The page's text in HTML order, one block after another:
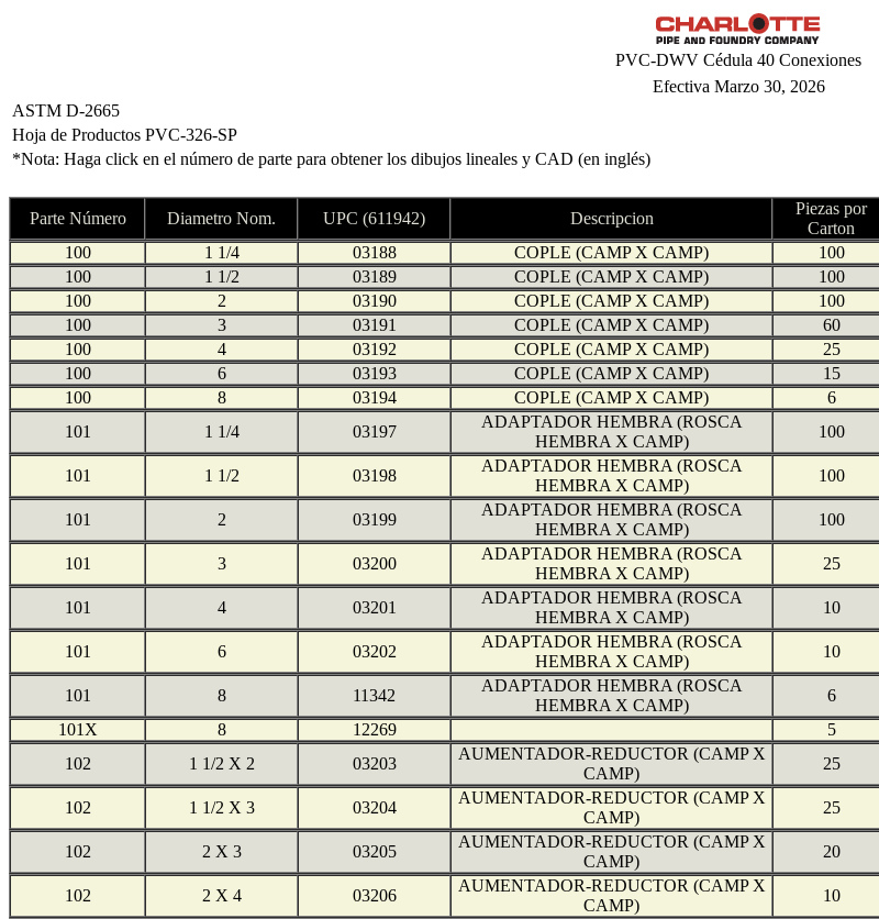
PVC-DWV Cédula 40 Conexiones
Efectiva Marzo 30, 2026
ASTM D-2665
Hoja de Productos PVC-326-SP
*Nota: Haga click en el número de parte para obtener los dibujos lineales y CAD (en inglés)
Parte Número
Diametro Nom. UPC (611942) Descripcion
Piezas por
Carton
100
1 1/4 03188 COPLE (CAMP X CAMP) 100
100
1 1/2 03189 COPLE (CAMP X CAMP) 100
100
2 03190 COPLE (CAMP X CAMP) 100
100
3 03191 COPLE (CAMP X CAMP) 60
100
4 03192 COPLE (CAMP X CAMP) 25
100
6 03193 COPLE (CAMP X CAMP) 15
100
8 03194 COPLE (CAMP X CAMP) 6
101
1 1/4 03197
ADAPTADOR HEMBRA (ROSCA
HEMBRA X CAMP)
100
101 1 1/2 03198
ADAPTADOR HEMBRA (ROSCA
HEMBRA X CAMP)
100
101 2 03199
ADAPTADOR HEMBRA (ROSCA
HEMBRA X CAMP)
100
101 3 03200
ADAPTADOR HEMBRA (ROSCA
HEMBRA X CAMP)
25
101 4 03201
ADAPTADOR HEMBRA (ROSCA
HEMBRA X CAMP)
10
101 6 03202
ADAPTADOR HEMBRA (ROSCA
HEMBRA X CAMP)
10
101 8 11342
ADAPTADOR HEMBRA (ROSCA
HEMBRA X CAMP)
6
101X
8 12269 5
102
1 1/2 X 2 03203
AUMENTADOR-REDUCTOR (CAMP X
CAMP)
25
102 1 1/2 X 3 03204
AUMENTADOR-REDUCTOR (CAMP X
CAMP)
25
102 2 X 3 03205
AUMENTADOR-REDUCTOR (CAMP X
CAMP)
20
102 2 X 4 03206
AUMENTADOR-REDUCTOR (CAMP X
CAMP)
10